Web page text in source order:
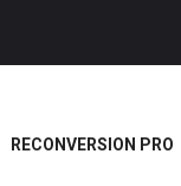
RECONVERSION PRO